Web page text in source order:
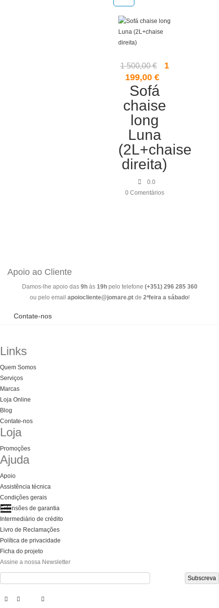
1 500,00€
O
preço
era:
1
1
199,00 €
é:
Sofá
chaise
long
Luna
(2L+chaise
direita)
0.0
0 Comentários
Apoio ao Cliente
Damos-lhe apoio das 9hàs 19hpelo telefone (+351) 296 285 360
ou pelo email apoiocliente@jomare.ptde 2ªfeira a sábado!
Contate-nos
Links
Categories
Quem Somos
Serviços
Marcas
Loja Online
Blog
Contate-nos
Loja
Categories
Promoções
Ajuda
Categories
Apoio
Assistência técnica
Condições gerais
Extensões de garantia
Intermediário de crédito
Livro de Reclamações
Política de privacidade
Ficha do projeto
Assine a nossa Newsletter
Subscreva